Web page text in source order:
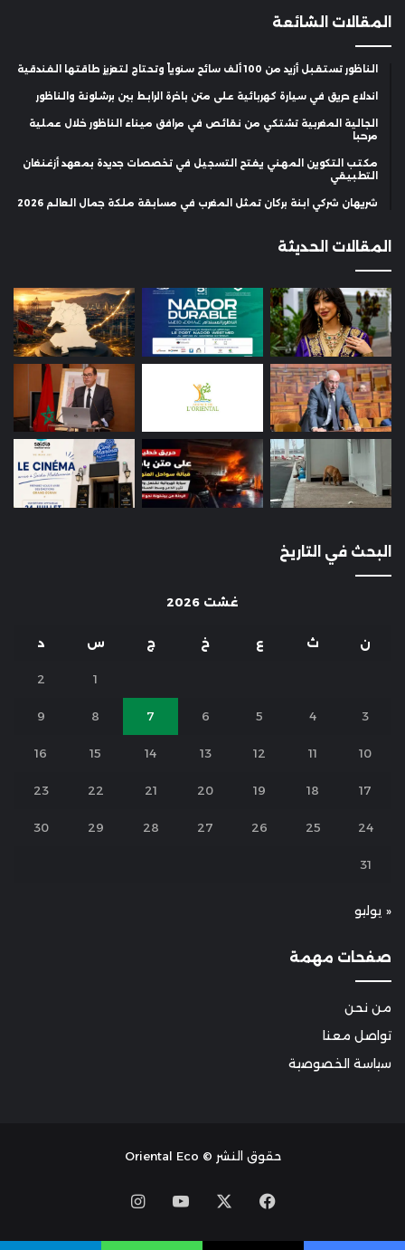
المقالات الشائعة
الناظور تستقبل أزيد من 100 ألف سائح سنوياً وتحتاج لتعزيز طاقتها الفندقية
اندلاع حريق في سيارة كهربائية على متن باخرة الرابط بين برشلونة والناظور
الجالية المغربية تشتكي من نقائص في مرافق ميناء الناظور خلال عملية
مرحبا
مكتب التكوين المهني يفتح التسجيل في تخصصات جديدة بمعهد أزغنغان
التطبيقي
شريهان شركي ابنة بركان تمثل المغرب في مسابقة ملكة جمال العالم 2026
المقالات الحديثة
البحث في التاريخ
غشت 2026
ن ث ع خ ج س د
1
2
3
4
5
6
7
8
9
10
11
12
13
14
15
16
17
18
19
20
21
22
23
24
25
26
27
28
29
30
31
« يوليو
صفحات مهمة
من نحن
تواصل معنا
سياسة الخصوصية
حقوق النشر © Oriental Eco
Facebook
YouTube
Instagram